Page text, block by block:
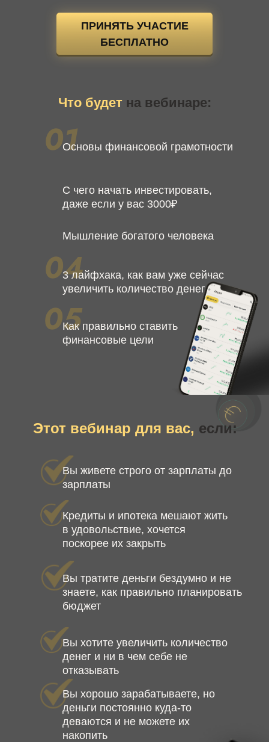
ПРИНЯТЬ УЧАСТИЕ
БЕСПЛАТНО
Что будетна вебинаре:
Основы финансовой грамотности
С чего начать инвестировать,
даже если у вас 3000₽
Мышление богатого человека
3 лайфхака, как вам уже сейчас
увеличить количество денег
Как правильно ставить
финансовые цели
Этот вебинар для вас, если:
Вы живете строго от зарплаты до
зарплаты
Кредиты и ипотека мешают жить
в удовольствие, хочется
поскорее их закрыть
Вы тратите деньги бездумно и не
знаете, как правильно планировать
бюджет
Вы хотите увеличить количество
денег и ни в чем себе не
отказывать
Вы хорошо зарабатываете, но
деньги постоянно куда-то
деваются и не можете их
накопить